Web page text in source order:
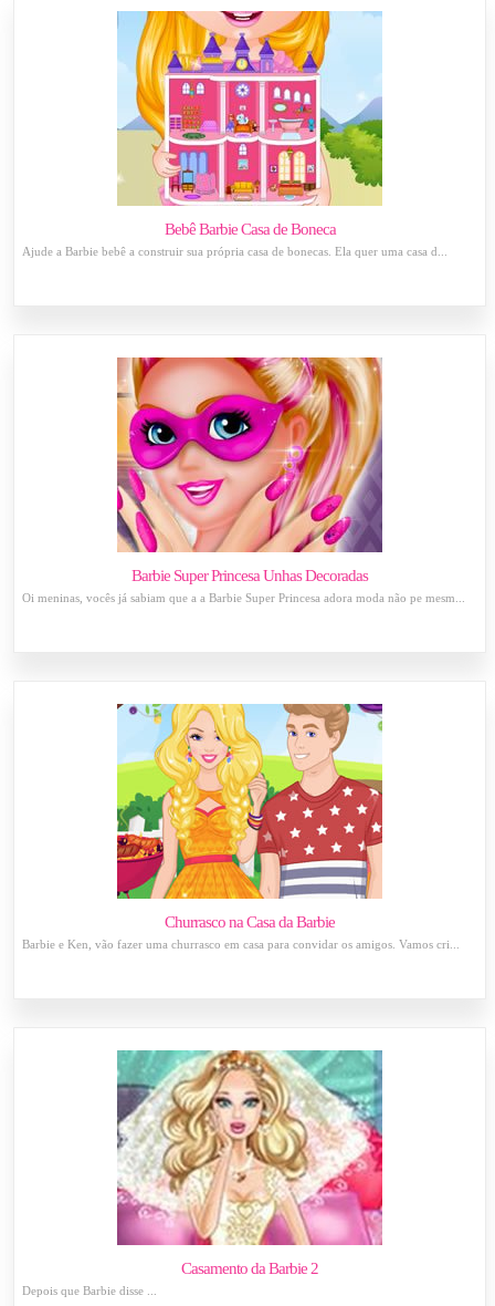
Bebê Barbie Casa de Boneca
Ajude a Barbie bebê a construir sua própria casa de bonecas. Ela quer uma casa d...
Barbie Super Princesa Unhas Decoradas
Oi meninas, vocês já sabiam que a a Barbie Super Princesa adora moda não pe mesm...
Churrasco na Casa da Barbie
Barbie e Ken, vão fazer uma churrasco em casa para convidar os amigos. Vamos cri...
Casamento da Barbie 2
Depois que Barbie disse ...